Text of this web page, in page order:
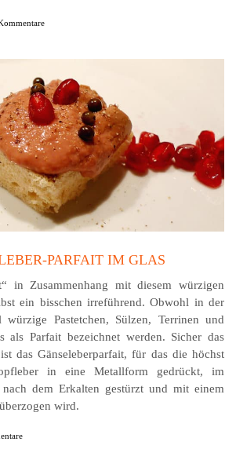
PARFAIT IM GLAS
in Zusammenhang mit diesem würzigen
ein bisschen irreführend. Obwohl in der
würzige Pastetchen, Sülzen, Terrinen und
als Parfait bezeichnet werden. Sicher das
das Gänseleberparfait, für das die höchst
in eine Metallform gedrückt, im
nach dem Erkalten gestürzt und mit einem
wird.